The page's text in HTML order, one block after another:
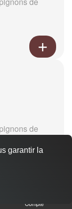
de
Compte
garantir la